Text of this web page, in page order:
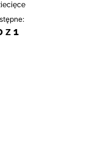
z 1